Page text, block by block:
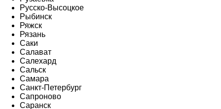
Русско-Высоцкое
Рыбинск
Ряжск
Рязань
Саки
Салават
Салехард
Сальск
Самара
Санкт-Петербург
Сапроново
Саранск